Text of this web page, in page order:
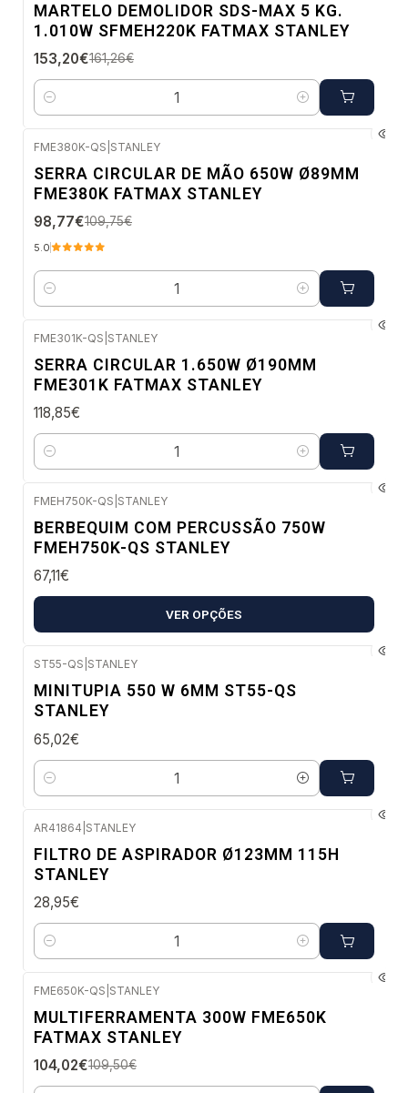
DESC.
Envio imediato
MARTELO DEMOLIDOR SDS-MAX 5 KG.
1.010W SFMEH220K FATMAX STANLEY
153,20€161,26€
Quantidade
-10%
DESC.
Envio imediato
FME380K-QS STANLEY
SERRA CIRCULAR DE MÃO 650W Ø89MM
FME380K FATMAX STANLEY
98,77€109,75€
5.0
Quantidade
FME301K-QS STANLEY
SERRA CIRCULAR 1.650W Ø190MM
FME301K FATMAX STANLEY
118,85€
Quantidade
FMEH750K-QS STANLEY
BERBEQUIM COM PERCUSSÃO 750W
FMEH750K-QS STANLEY
67,11€
VER OPÇÕES
ST55-QS STANLEY
MINITUPIA 550 W 6MM ST55-QS
STANLEY
65,02€
Quantidade
AR41864 STANLEY
FILTRO DE ASPIRADOR Ø123MM 115H
STANLEY
28,95€
Quantidade
-5%
DESC.
Envio imediato
FME650K-QS STANLEY
MULTIFERRAMENTA 300W FME650K
FATMAX STANLEY
104,02€109,50€